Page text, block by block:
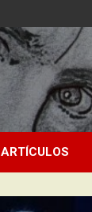
ARTÍCULOS